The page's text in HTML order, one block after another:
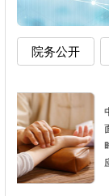
院务公开
全
，
反